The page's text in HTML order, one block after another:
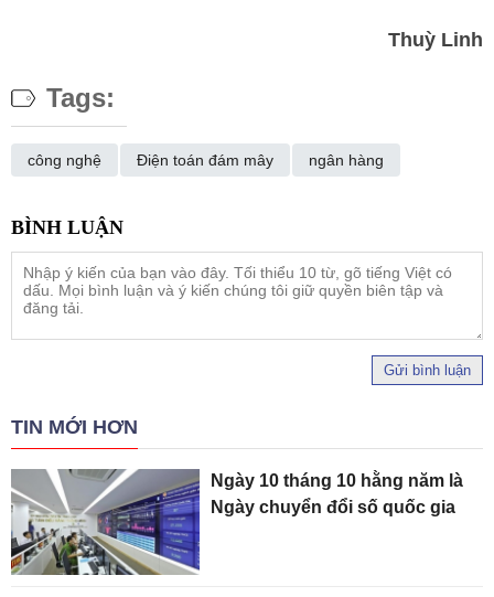
Thuỳ Linh
Tags:
công nghệ Điện toán đám mây ngân hàng
Gửi bình luận
TIN MỚI HƠN
Ngày 10 tháng 10 hằng năm là
Ngày chuyển đổi số quốc gia